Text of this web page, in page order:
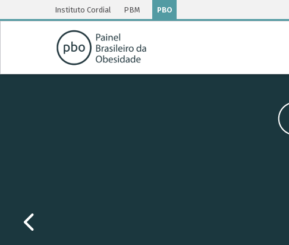
Instituto Cordial PBM PBO